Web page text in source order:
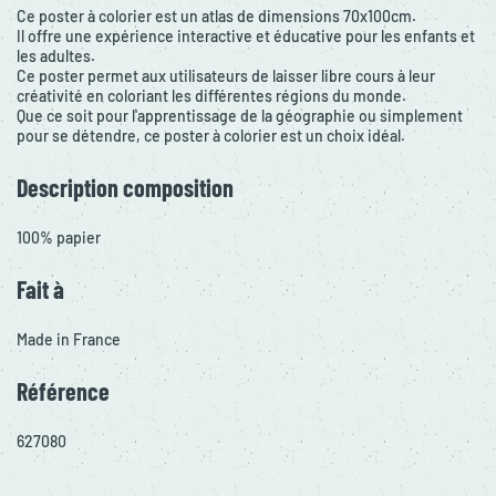
Ce poster à colorier est un atlas de dimensions 70x100cm.
Il offre une expérience interactive et éducative pour les enfants et
les adultes.
Ce poster permet aux utilisateurs de laisser libre cours à leur
créativité en coloriant les différentes régions du monde.
Que ce soit pour l'apprentissage de la géographie ou simplement
pour se détendre, ce poster à colorier est un choix idéal.
Description composition
100% papier
Fait à
Made in France
Référence
627080